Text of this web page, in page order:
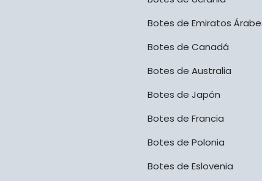
Botes de Emiratos
Botes de Canadá
Botes de Australia
Botes de Japón
Botes de Francia
Botes de Polonia
Botes de Eslovenia